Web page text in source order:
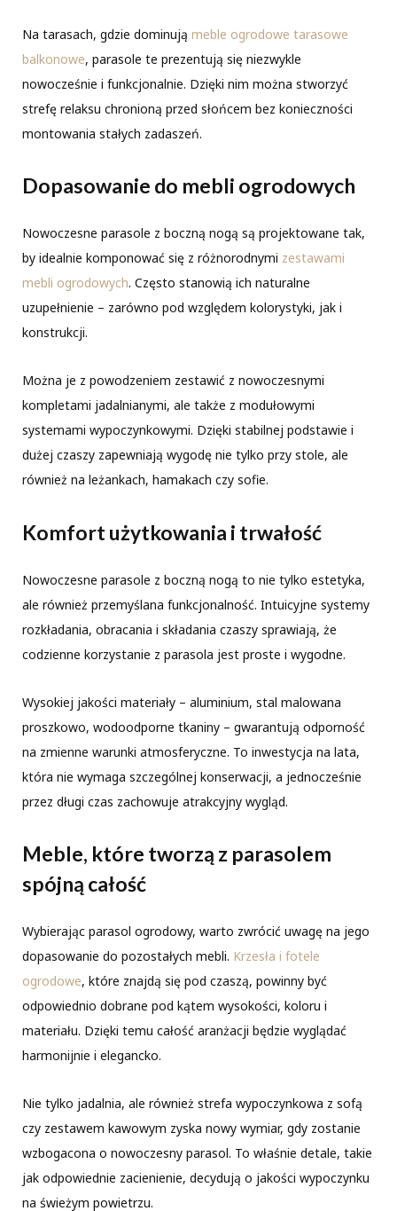
Na tarasach, gdzie dominują meble ogrodowe tarasowe
balkonowe, parasole te prezentują się niezwykle
nowocześnie i funkcjonalnie. Dzięki nim można stworzyć
strefę relaksu chronioną przed słońcem bez konieczności
montowania stałych zadaszeń.
Dopasowanie do mebli ogrodowych
Nowoczesne parasole z boczną nogą są projektowane tak,
by idealnie komponować się z różnorodnymi zestawami
mebli ogrodowych. Często stanowią ich naturalne
uzupełnienie – zarówno pod względem kolorystyki, jak i
konstrukcji.
Można je z powodzeniem zestawić z nowoczesnymi
kompletami jadalnianymi, ale także z modułowymi
systemami wypoczynkowymi. Dzięki stabilnej podstawie i
dużej czaszy zapewniają wygodę nie tylko przy stole, ale
również na leżankach, hamakach czy sofie.
Komfort użytkowania i trwałość
Nowoczesne parasole z boczną nogą to nie tylko estetyka,
ale również przemyślana funkcjonalność. Intuicyjne systemy
rozkładania, obracania i składania czaszy sprawiają, że
codzienne korzystanie z parasola jest proste i wygodne.
Wysokiej jakości materiały – aluminium, stal malowana
proszkowo, wodoodporne tkaniny – gwarantują odporność
na zmienne warunki atmosferyczne. To inwestycja na lata,
która nie wymaga szczególnej konserwacji, a jednocześnie
przez długi czas zachowuje atrakcyjny wygląd.
Meble, które tworzą z parasolem
spójną całość
Wybierając parasol ogrodowy, warto zwrócić uwagę na jego
dopasowanie do pozostałych mebli. Krzesła i fotele
ogrodowe, które znajdą się pod czaszą, powinny być
odpowiednio dobrane pod kątem wysokości, koloru i
materiału. Dzięki temu całość aranżacji będzie wyglądać
harmonijnie i elegancko.
Nie tylko jadalnia, ale również strefa wypoczynkowa z sofą
czy zestawem kawowym zyska nowy wymiar, gdy zostanie
wzbogacona o nowoczesny parasol. To właśnie detale, takie
jak odpowiednie zacienienie, decydują o jakości wypoczynku
na świeżym powietrzu.